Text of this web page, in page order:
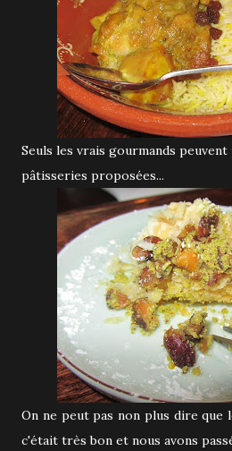
Seuls les vrais gourmands
pâtisseries proposées...
On ne peut pas non plus dire
c'était très bon et nous avons